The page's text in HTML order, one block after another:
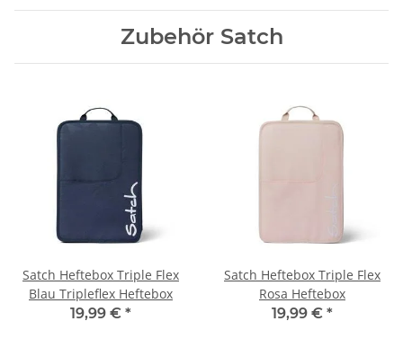
Zubehör Satch
Satch Heftebox Triple Flex
Blau Tripleflex Heftebox
19,99 € *
Satch Heftebox Triple Flex
Rosa Heftebox
19,99 € *